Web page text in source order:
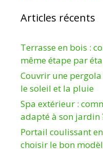
Articles récents
Terrasse en bois :
même étape par
Couvrir une
le soleil et la pluie
Spa extérieur :
adapté à son jardin
Portail coulissant
choisir le bon